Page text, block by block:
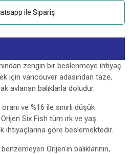
ile Sipariş
zengin bir beslenmeye ihtiyaç
için vancouver adasından taze,
avlanan balıklarla doludur.
ve %16 ile sınırlı düşük
Six Fish tüm ırk ve yaş
ihtiyaçlarına göre beslemektedir.
Orijen'in balıklarının,